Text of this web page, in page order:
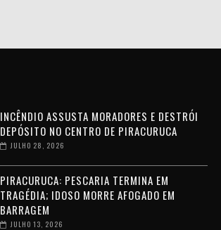
INCÊNDIO ASSUSTA MORADORES E DESTRÓI
DEPÓSITO NO CENTRO DE PIRACURUCA
JULHO 28, 2026
PIRACURUCA: PESCARIA TERMINA EM
TRAGÉDIA; IDOSO MORRE AFOGADO EM
BARRAGEM
JULHO 13, 2026